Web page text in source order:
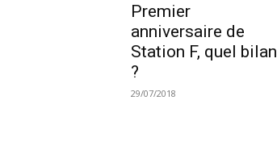
Premier
anniversaire de
Station F, quel bilan
?
29/07/2018